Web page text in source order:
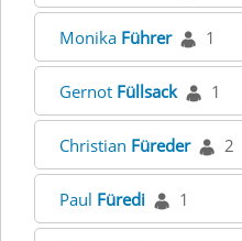
Monika Führer 1
Gernot Füllsack 1
Christian Füreder 2
Paul Füredi 1